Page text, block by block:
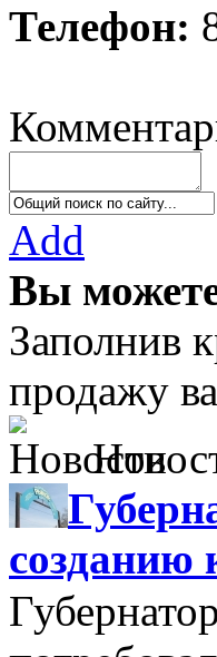
Телефон:
Add
Вы
Заполнив
продажу